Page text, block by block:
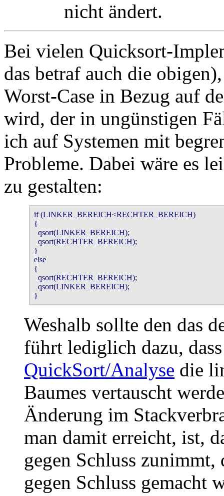
nicht ändert.
Bei vielen Quicksort-
das betraf auch die
Worst-Case in Bezug auf
wird, der in ungünstigen
ich auf Systemen mit
Probleme. Dabei wäre es
zu gestalten:
if (LINKER_BEREICH<RECHTER_BEREICH)
{
  qsort(LINKER_BEREICH);
  qsort(RECHTER_BEREICH);
}
else
{
  qsort(RECHTER_BEREICH);
  qsort(LINKER_BEREICH);
}
Weshalb sollte den das
führt lediglich dazu,
QuickSort/Analyse die
Baumes vertauscht
Änderung im
man damit erreicht, ist,
gegen Schluss
gegen Schluss gemacht